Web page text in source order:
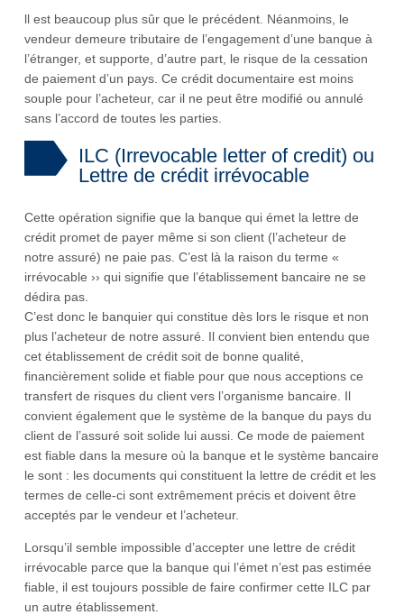
ll est beaucoup plus sûr que le précédent. Néanmoins, le
vendeur demeure tributaire de l’engagement d’une banque à
l’étranger, et supporte, d’autre part, le risque de la cessation
de paiement d’un pays. Ce crédit documentaire est moins
souple pour l’acheteur, car il ne peut être modifié ou annulé
sans l’accord de toutes les parties.
ILC (Irrevocable letter of credit) ou
Lettre de crédit irrévocable
Cette opération signifie que la banque qui émet la lettre de
crédit promet de payer même si son client (l’acheteur de
notre assuré) ne paie pas. C’est là la raison du terme «
irrévocable ›› qui signifie que l’établissement bancaire ne se
dédira pas.
C’est donc le banquier qui constitue dès lors le risque et non
plus l’acheteur de notre assuré. Il convient bien entendu que
cet établissement de crédit soit de bonne qualité,
financièrement solide et fiable pour que nous acceptions ce
transfert de risques du client vers l’organisme bancaire. Il
convient également que le système de la banque du pays du
client de l’assuré soit solide lui aussi. Ce mode de paiement
est fiable dans la mesure où la banque et le système bancaire
le sont : les documents qui constituent la lettre de crédit et les
termes de celle-ci sont extrêmement précis et doivent être
acceptés par le vendeur et l’acheteur.
Lorsqu’il semble impossible d’accepter une lettre de crédit
irrévocable parce que la banque qui l’émet n’est pas estimée
fiable, il est toujours possible de faire confirmer cette ILC par
un autre établissement.